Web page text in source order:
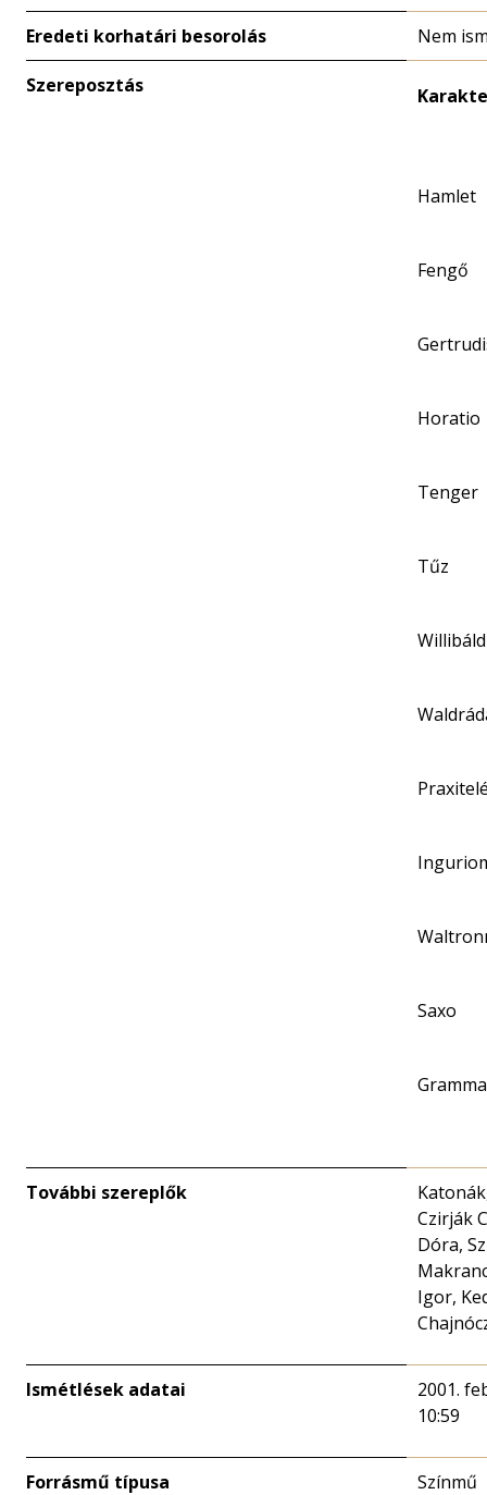
Eredeti korhatári besorolás Nem
Szereposztás
Hamlet
Fengő
Horatio
Tenger
Tűz
Willibáld
Saxo
További szereplők
Czirják
Dóra,
Igor,
Ismétlések adatai
2001.
10:59
Forrásmű típusa Színmű